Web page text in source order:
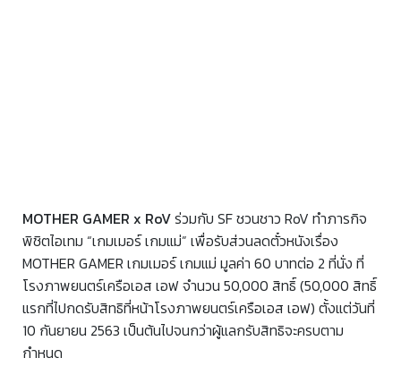
MOTHER GAMER x RoVร่วมกับ SF ชวนชาว RoV ทำภารกิจ
พิชิตไอเทม “เกมเมอร์ เกมแม่” เพื่อรับส่วนลดตั๋วหนังเรื่อง
MOTHER GAMER เกมเมอร์ เกมแม่ มูลค่า 60 บาทต่อ 2 ที่นั่ง ที่
โรงภาพยนตร์เครือเอส เอฟ จำนวน 50,000 สิทธิ์ (50,000 สิทธิ์
แรกที่ไปกดรับสิทธิที่หน้าโรงภาพยนตร์เครือเอส เอฟ) ตั้งแต่วันที่
10 กันยายน 2563 เป็นต้นไปจนกว่าผู้แลกรับสิทธิจะครบตาม
กำหนด